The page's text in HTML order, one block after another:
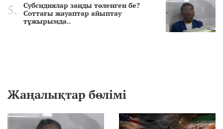
Субсидиялар заңды төленген бе?
Соттағы жауаптар айыптау
тұжырымда..
Жаңалықтар бөлімі